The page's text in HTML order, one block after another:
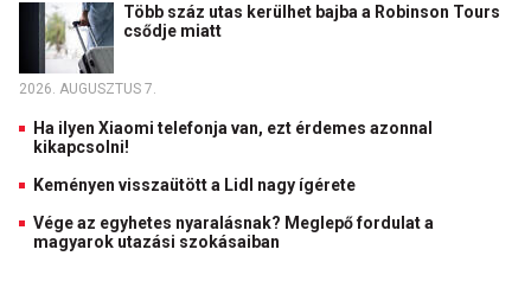
Több száz utas kerülhet bajba a Robinson Tours
csődje miatt
2026. AUGUSZTUS 7.
Ha ilyen Xiaomi telefonja van, ezt érdemes azonnal
kikapcsolni!
Keményen visszaütött a Lidl nagy ígérete
Vége az egyhetes nyaralásnak? Meglepő fordulat a
magyarok utazási szokásaiban